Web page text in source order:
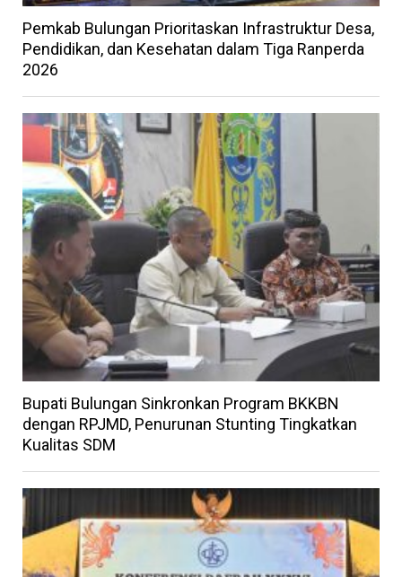
Pemkab Bulungan Prioritaskan Infrastruktur Desa,
Pendidikan, dan Kesehatan dalam Tiga Ranperda
2026
Bupati Bulungan Sinkronkan Program BKKBN
dengan RPJMD, Penurunan Stunting Tingkatkan
Kualitas SDM